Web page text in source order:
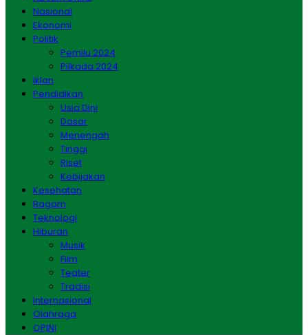
Nasional
Ekonomi
Politik
Pemilu 2024
Pilkada 2024
Iklan
Pendidikan
Usia Dini
Dasar
Menengah
Tinggi
Riset
Kebijakan
Kesehatan
Ragam
Teknologi
Hiburan
Musik
Film
Teater
Tradisi
Internasional
Olahraga
OPINI